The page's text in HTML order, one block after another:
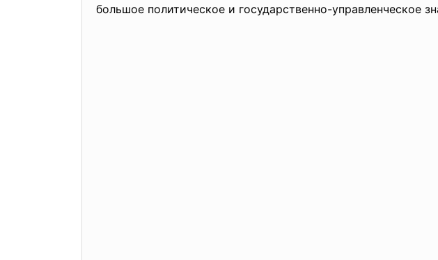
большое политическое и государственно-управленческое